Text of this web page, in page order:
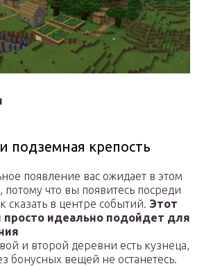
подземная крепость
появление вас ожидает в этом
что вы появитесь посреди
сказать в центре событий. Этот
просто идеально подойдет для
и второй деревни есть кузнеца,
бонусных вещей не останетесь.